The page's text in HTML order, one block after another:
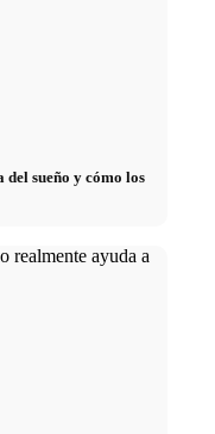
del sueño y cómo los